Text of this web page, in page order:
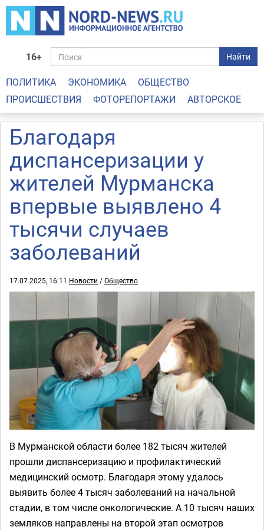
16+ Найти
ПОЛИТИКА ЭКОНОМИКА
ОБЩЕСТВО
ПРОИСШЕСТВИЯ
ФОТОРЕПОРТАЖИ АВТОРСКОЕ
Благодаря
диспансеризации у
жителей Мурманска
впервые выявлено 4
тысячи случаев
заболеваний
17.07.2025, 16:11 Новости /Общество
В Мурманской области более 182 тысяч жителей
прошли диспансеризацию и профилактический
медицинский осмотр. Благодаря этому удалось
выявить более 4 тысяч заболеваний на начальной
стадии, в том числе онкологические. А 10 тысяч наших
земляков направлены на второй этап осмотров